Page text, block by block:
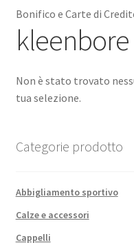
Bonifico e Carte di
kleenbore
Non è stato trovato
tua selezione.
Categorie prodotto
Abbigliamento sportivo
Calze e accessori
Cappelli